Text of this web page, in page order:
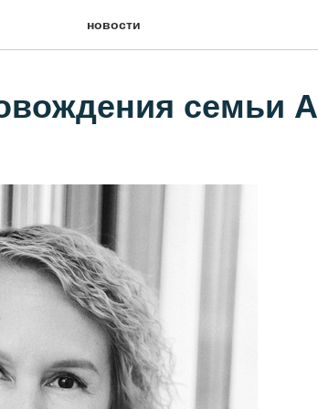
новости
семьи